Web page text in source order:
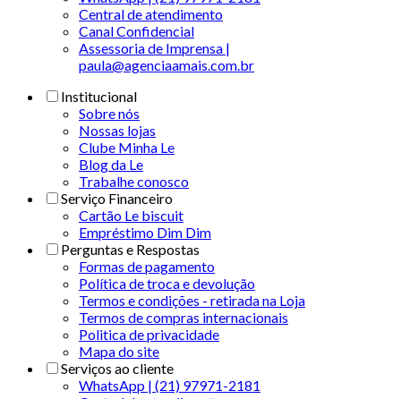
Central de atendimento
Canal Confidencial
Assessoria de Imprensa |
paula@agenciaamais.com.br
Institucional
Sobre nós
Nossas lojas
Clube Minha Le
Blog da Le
Trabalhe conosco
Serviço Financeiro
Cartão Le biscuit
Empréstimo Dim Dim
Perguntas e Respostas
Formas de pagamento
Política de troca e devolução
Termos e condições - retirada na Loja
Termos de compras internacionais
Politica de privacidade
Mapa do site
Serviços ao cliente
WhatsApp | (21) 97971-2181